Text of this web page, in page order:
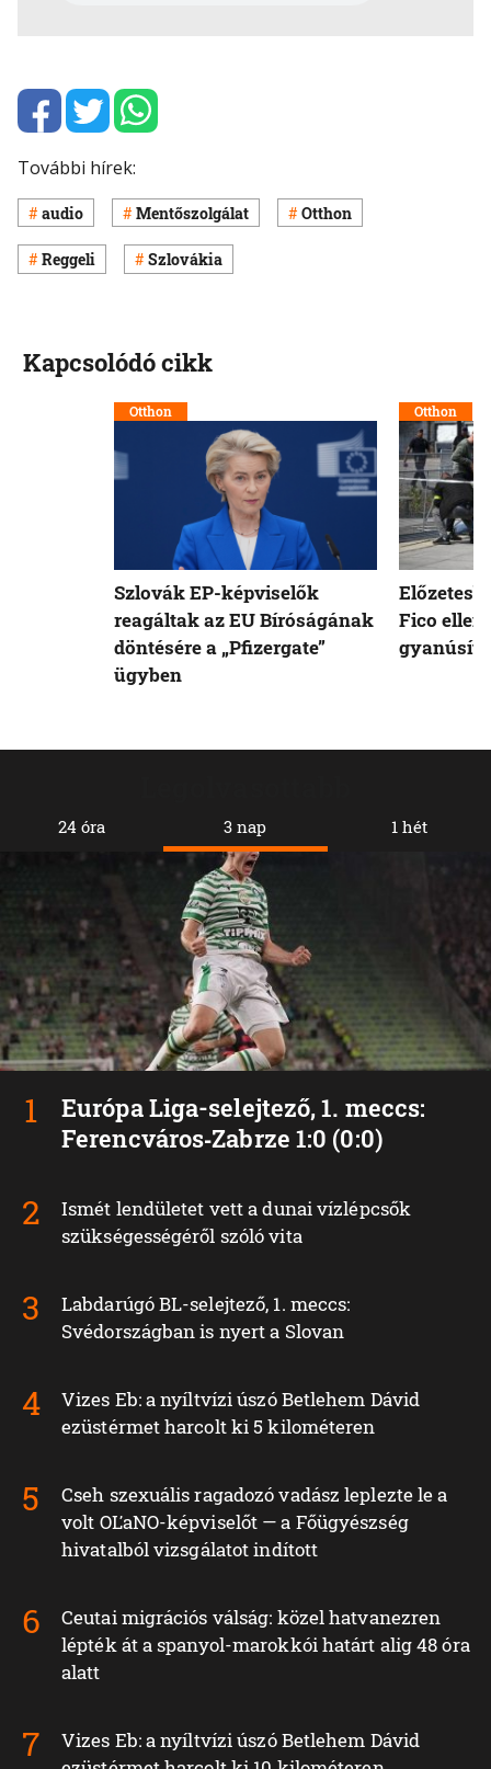
További hírek:
audio Mentőszolgálat Otthon
Reggeli Szlovákia
24 óra 3 nap
Európa Liga-selejtező, 1. meccs:
Ferencváros‑Zabrze 1:0 (0:0)
Ismét lendületet vett a dunai vízlépcsők
szükségességéről szóló vita
Labdarúgó BL-selejtező, 1. meccs:
Svédországban is nyert a Slovan
Vizes Eb: a nyíltvízi úszó Betlehem Dávid
ezüstérmet harcolt ki 5 kilométeren
Cseh szexuális ragadozó vadász leplezte le a
volt OĽaNO-képviselőt — a Főügyészség
hivatalból vizsgálatot indított
Ceutai migrációs válság: közel hatvanezren
lépték át a spanyol-marokkói határt alig 48 óra
alatt
Vizes Eb: a nyíltvízi úszó Betlehem Dávid
1 hét
Kapcsolódó cikk
Otthon
Szlovák EP-képviselők
reagáltak az EU Bíróságának
döntésére a „Pfizergate”
ügyben
Otthon
Fico